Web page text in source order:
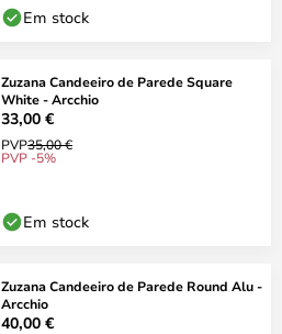
Em stock
Zuzana Candeeiro de Parede Square
White - Arcchio
33,00 €
PVP35,00 €
PVP -5%
Em stock
Zuzana Candeeiro de Parede Round Alu -
Arcchio
40,00 €